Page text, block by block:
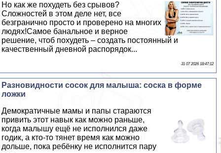
Но как же похудеть без срывов?
Сложностей в этом деле нет, все
безгранично просто и проверено на многих
людях!Самое бaнaльное и верное
решение, чтоб похудеть – создать постоянный и
качественный дневной распорядок...
31 07 2026 18:47:12
Разновидности сосок для малыша: соска в форме
ложки
Демократичные мамы и папы стараются
привить этот навык как можно раньше,
когда малышу ещё не исполнился даже
годик, а кто-то тянет время как можно
дольше, пока ребёнку не исполнится пару